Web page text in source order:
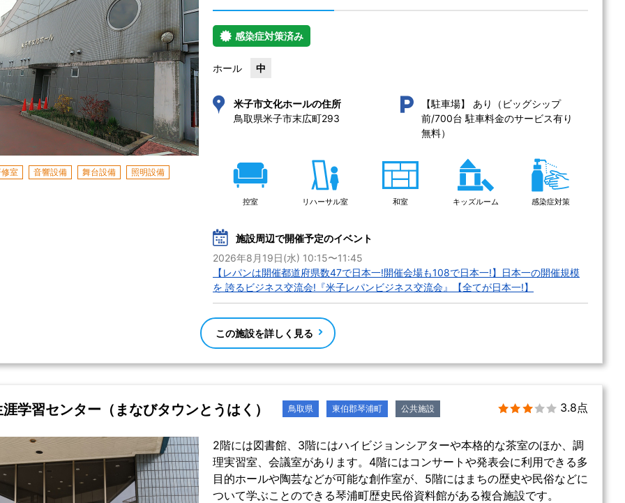
室 音響設備 舞台設備 照明設備
感染症対策済み
ホール 中
米子市文化ホールの住所
鳥取県米子市末広町293
【駐車場】
あり（ビッグシップ
前/700台 駐車料金のサービス有り
無料）
控室 リハーサル室 和室 キッズルーム 感染症対策
施設周辺で開催予定のイベント
2026年8月19日(水) 10:15〜11:45
【レパンは開催都道府県数47で日本一!開催会場も108で日本一!】日本一の開催規模
を 誇るビジネス交流会!『米子レパンビジネス交流会』【全てが日本一!】
この施設を詳しく見る
学習センター（まなびタウンとうはく） 鳥取県 東伯郡琴浦町 公共施設 3.8点
2階には図書館、3階にはハイビジョンシアターや本格的な茶室のほか、調
理実習室、会議室があります。4階にはコンサートや発表会に利用できる多
目的ホールや陶芸などが可能な創作室が、5階にはまちの歴史や民俗などに
ついて学ぶことのできる琴浦町歴史民俗資料館がある複合施設です。